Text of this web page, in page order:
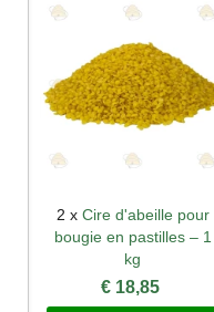
2 x Cire d'abeille pour
bougie en pastilles – 1
kg
€ 18,85